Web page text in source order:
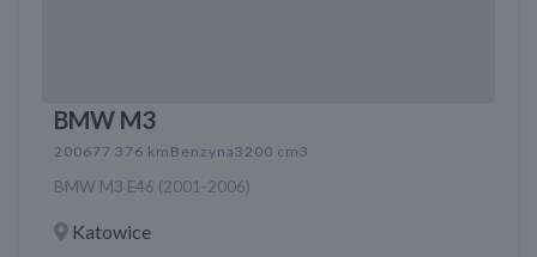
BMW M3
200677 376 km Benzyna3200 cm3
BMW M3 E46 (2001-2006)
Katowice